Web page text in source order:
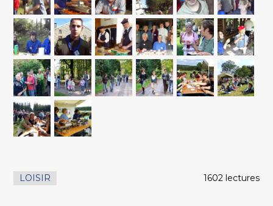
LOISIR 1602 lectures